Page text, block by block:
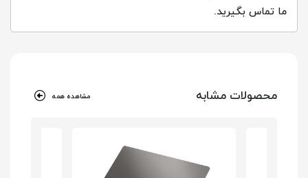
ما تماس بگیرید.
محصولات مشابه مشاهده همه